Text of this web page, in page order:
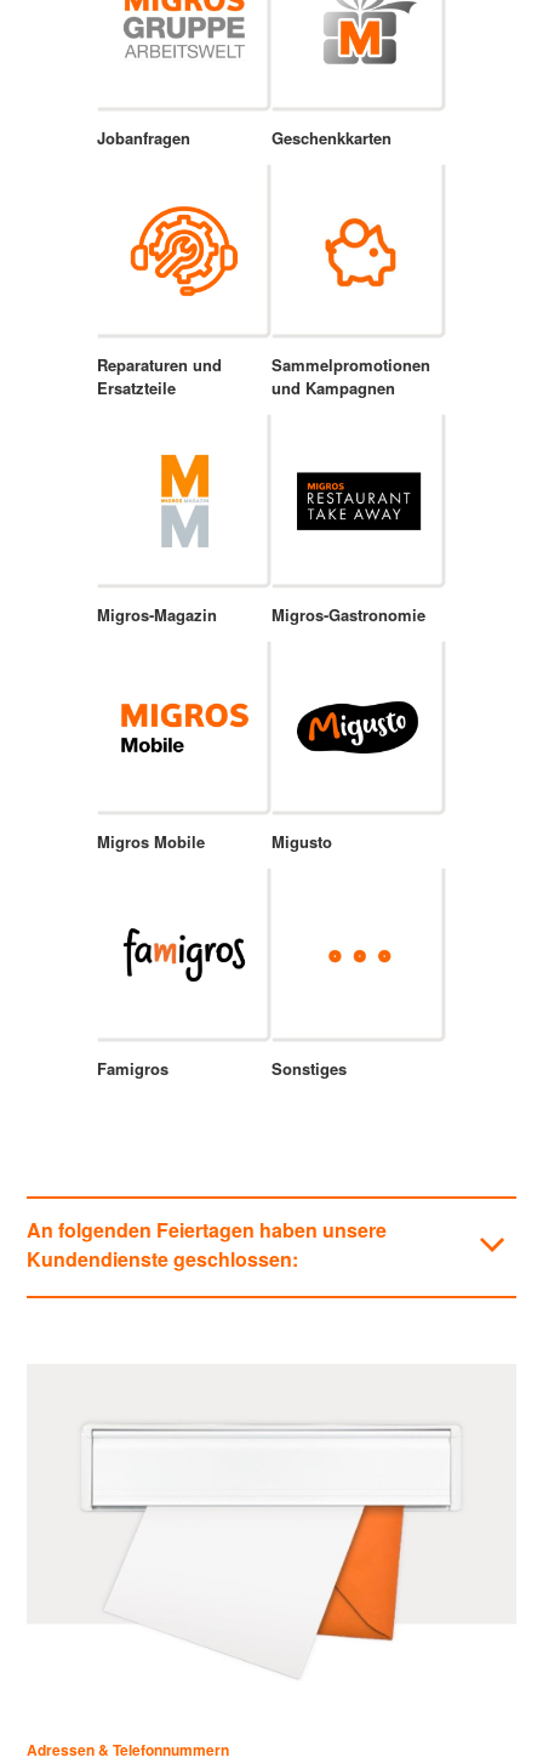
Jobanfragen Geschenkkarten
Reparaturen und
Ersatzteile
Sammelpromotionen
und Kampagnen
Migros-Magazin Migros-Gastronomie
Migros Mobile Migusto
Famigros Sonstiges
An folgenden Feiertagen haben unsere
Kundendienste geschlossen:
Adressen & Telefonnummern